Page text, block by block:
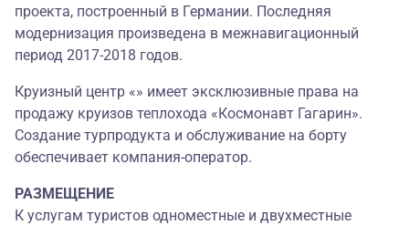
проекта, построенный в Германии. Последняя
модернизация произведена в межнавигационный
период 2017-2018 годов.
Круизный центр «» имеет эксклюзивные права на
продажу круизов теплохода «Космонавт Гагарин».
Создание турпродукта и обслуживание на борту
обеспечивает компания-оператор.
РАЗМЕЩЕНИЕ
К услугам туристов одноместные и двухместные